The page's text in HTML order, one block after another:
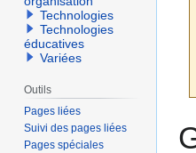
à
à
Technologies
Technologies
éducatives
Variées
Outils
Pages liées
Suivi des pages liées
Pages spéciales